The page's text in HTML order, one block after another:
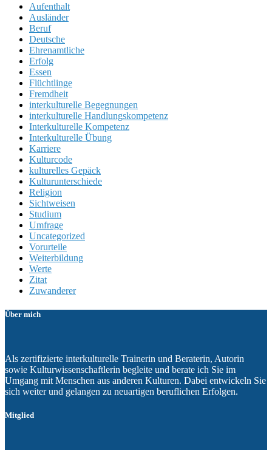
Aufenthalt
Ausländer
Beruf
Deutsche
Ehrenamtliche
Erfolg
Essen
Flüchtlinge
Fremdheit
interkulturelle Begegnungen
interkulturelle Handlungskompetenz
Interkulturelle Kompetenz
Interkulturelle Übung
Karriere
Kulturcode
kulturelles Gepäck
Kulturunterschiede
Religion
Sichtweisen
Studium
Umfrage
Uncategorized
Vorurteile
Weiterbildung
Werte
Zitat
Zuwanderer
Über mich
Als zertifizierte interkulturelle Trainerin und Beraterin, Autorin
sowie Kulturwissenschaftlerin begleite und berate ich Sie im
Umgang mit Menschen aus anderen Kulturen. Dabei entwickeln Sie
sich weiter und gelangen zu neuartigen beruflichen Erfolgen.
Mitglied